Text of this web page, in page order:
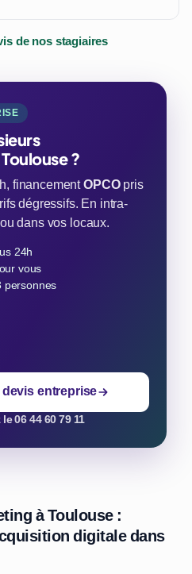
de nos stagiaires
?
financementOPCOpris
dégressifs. En intra-
dans vos locaux.
24h
vous
personnes
entreprise
06 44 60 79 11
à Toulouse :
digitale dans